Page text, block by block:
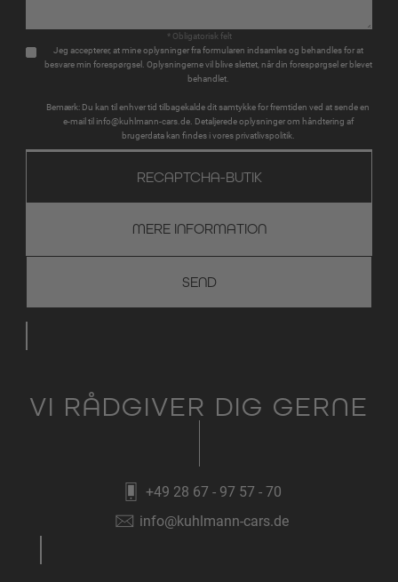
* Obligatorisk felt
Jeg accepterer, at mine oplysninger fra formularen indsamles og behandles for at
besvare min forespørgsel. Oplysningerne vil blive slettet, når din forespørgsel er blevet
behandlet.
Bemærk: Du kan til enhver tid tilbagekalde dit samtykke for fremtiden ved at sende en
e-mail til info@kuhlmann-cars.de. Detaljerede oplysninger om håndtering af
brugerdata kan findes i vores privatlivspolitik.
RECAPTCHA-BUTIK
MERE INFORMATION
VI RÅDGIVER DIG GERNE
+49 28 67 - 97 57 - 70
info@kuhlmann-cars.de